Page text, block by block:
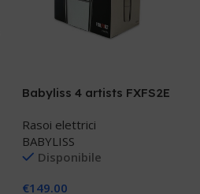
Babyliss 4 artists FXFS2E
Rasoi elettrici
BABYLISS
Disponibile
€149.00